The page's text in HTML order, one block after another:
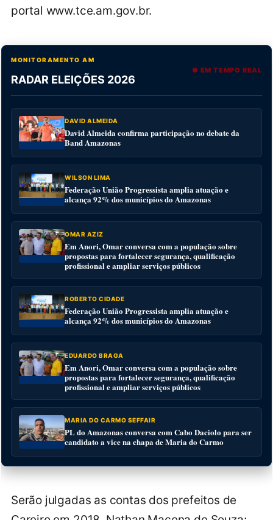
portal www.tce.am.gov.br.
MONITORAMENTO AM
RADAR ELEIÇÕES 2026
● EM TEMPO REAL
DAVID ALMEIDA
David Almeida confirma participação no debate da
Band Amazonas
WILSON LIMA
Federação União Progressista amplia atuação e
alcança 92% dos municípios do Amazonas
OMAR AZIZ
Em Anori, Omar conversa com a população sobre
propostas para fortalecer segurança, qualificação
profissional e ampliar serviços públicos
ROBERTO CIDADE
Federação União Progressista amplia atuação e
alcança 92% dos municípios do Amazonas
EDUARDO BRAGA
Em Anori, Omar conversa com a população sobre
propostas para fortalecer segurança, qualificação
profissional e ampliar serviços públicos
MARIA DO CARMO SEFFAIR
PL do Amazonas conversa com Cabo Daciolo para ser
candidato a vice na chapa de Maria do Carmo
Serão julgadas as contas dos prefeitos de